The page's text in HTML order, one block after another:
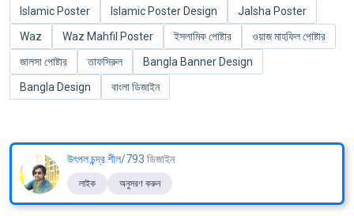
Islamic Poster
Islamic Poster Design
Jalsha Poster
Waz
Waz Mahfil Poster ইসলামিক পোষ্টার
ওয়াজ মাহফিল পোষ্টার
জালসা পোষ্টার
তাফসিরুল
Bangla Banner Design
Bangla Design
বাংলা ডিজাইন
উৎপল চন্দ্র শীল/793 ডিজাইন
লাইক অনুসরণ করুন